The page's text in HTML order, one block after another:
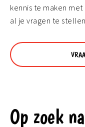
kennis te maken
al je vragen te stellen.
Op zoek